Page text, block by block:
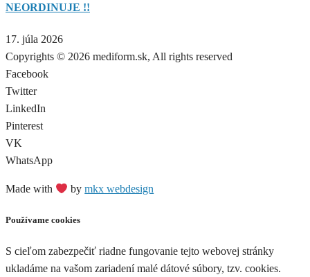
NEORDINUJE !!
17. júla 2026
Copyrights © 2026 mediform.sk, All rights reserved​
Facebook
Twitter
LinkedIn
Pinterest
VK
WhatsApp
Made with bymkx webdesign
Používame cookies
S cieľom zabezpečiť riadne fungovanie tejto webovej stránky
ukladáme na vašom zariadení malé dátové súbory, tzv. cookies.